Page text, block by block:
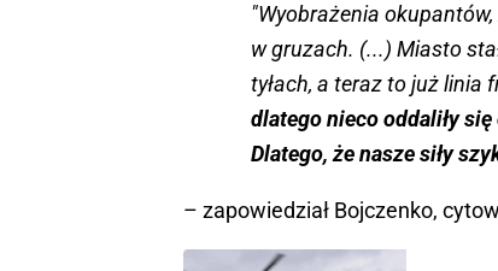
"Wyobrażenia
w gruzach. (...) Miasto
tyłach, a teraz to już linia
dlatego nieco oddaliły
Dlatego, że nasze siły
– zapowiedział Bojczenko,